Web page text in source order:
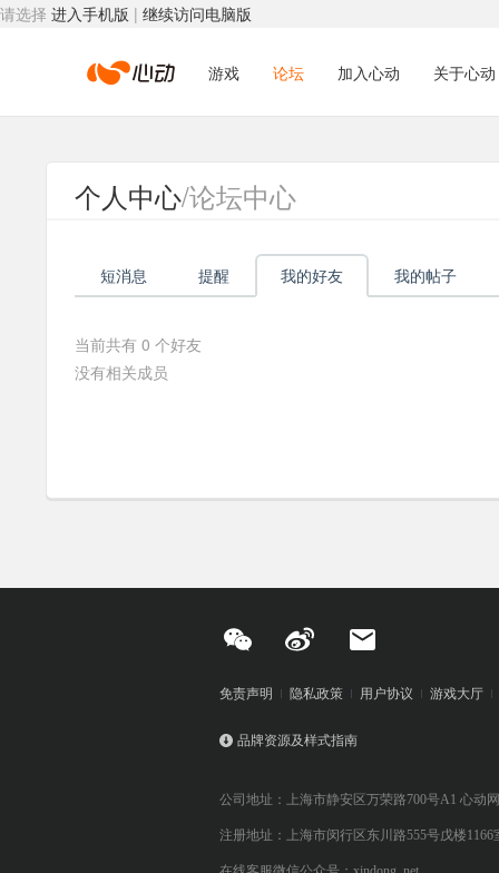
请选择 进入手机版 | 继续访问电脑版
心
动
络
游戏 论坛 加入心动 关于心动
个人中心/论坛中心
短消息 提醒 我的好友 我的帖子
当前共有 0 个好友
没有相关成员
免责声明 隐私政策 用户协议 游戏大厅
品牌资源及样式指南
公司地址：上海市静安区万荣路700号A1 心动
注册地址：上海市闵行区东川路555号戊楼1166